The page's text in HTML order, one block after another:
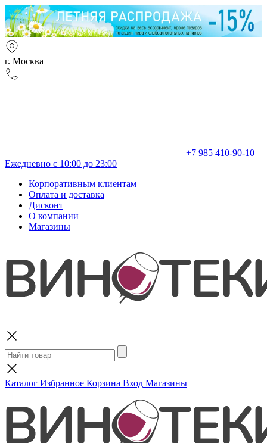
г. Москва
+7 985 410-90-10
Ежедневно с 10:00 до 23:00
Корпоративным клиентам
Оплата и доставка
Дисконт
О компании
Магазины
Каталог Избранное Корзина Вход Магазины